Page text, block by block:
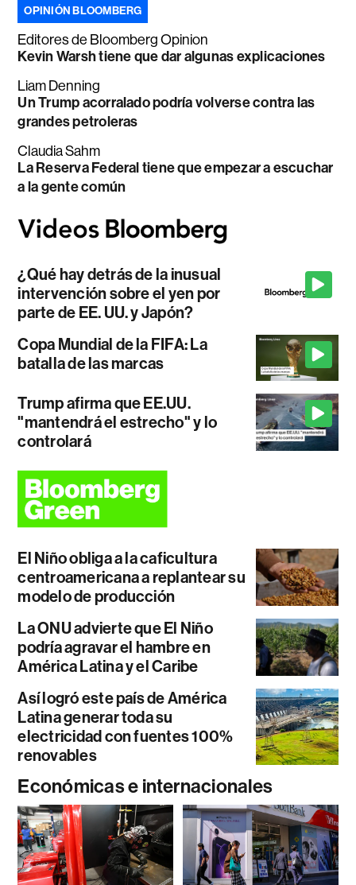
OPINIÓN BLOOMBERG
Editores de Bloomberg Opinion
Kevin Warsh tiene que dar algunas explicaciones
Liam Denning
Un Trump acorralado podría volverse contra las
grandes petroleras
Claudia Sahm
La Reserva Federal tiene que empezar a escuchar
a la gente común
¿Qué hay detrás de la inusual
intervención sobre el yen por
parte de EE. UU. y Japón?
Copa Mundial de la FIFA: La
batalla de las marcas
Trump afirma que EE.UU.
"mantendrá el estrecho" y lo
controlará
El Niño obliga a la caficultura
centroamericana a replantear su
modelo de producción
La ONU advierte que El Niño
podría agravar el hambre en
América Latina y el Caribe
Así logró este país de América
Latina generar toda su
electricidad con fuentes 100%
renovables
Económicas e internacionales